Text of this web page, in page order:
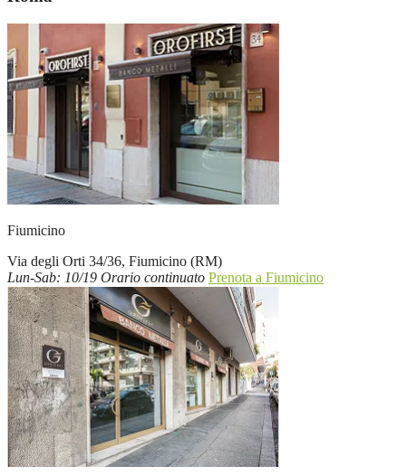
Fiumicino
Via degli Orti 34/36, Fiumicino (RM)
Lun-Sab: 10/19 Orario continuato Prenota a Fiumicino